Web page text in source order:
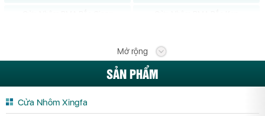
Cửa Nhôm PMA Bình Định
Cửa Nhôm PMA Bình Phước Cửa Nhôm PMA Bình Thuận
Cửa Nhôm PMA Cao Bằng Cửa Nhôm PMA Đắk Lắk
Mở rộng
SẢN PHẨM
Cửa Nhôm Xingfa